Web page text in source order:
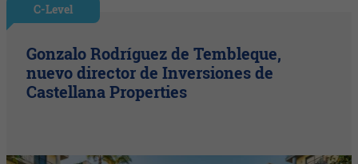
C-Level
Gonzalo Rodríguez de Tembleque,
nuevo director de Inversiones de
Castellana Properties